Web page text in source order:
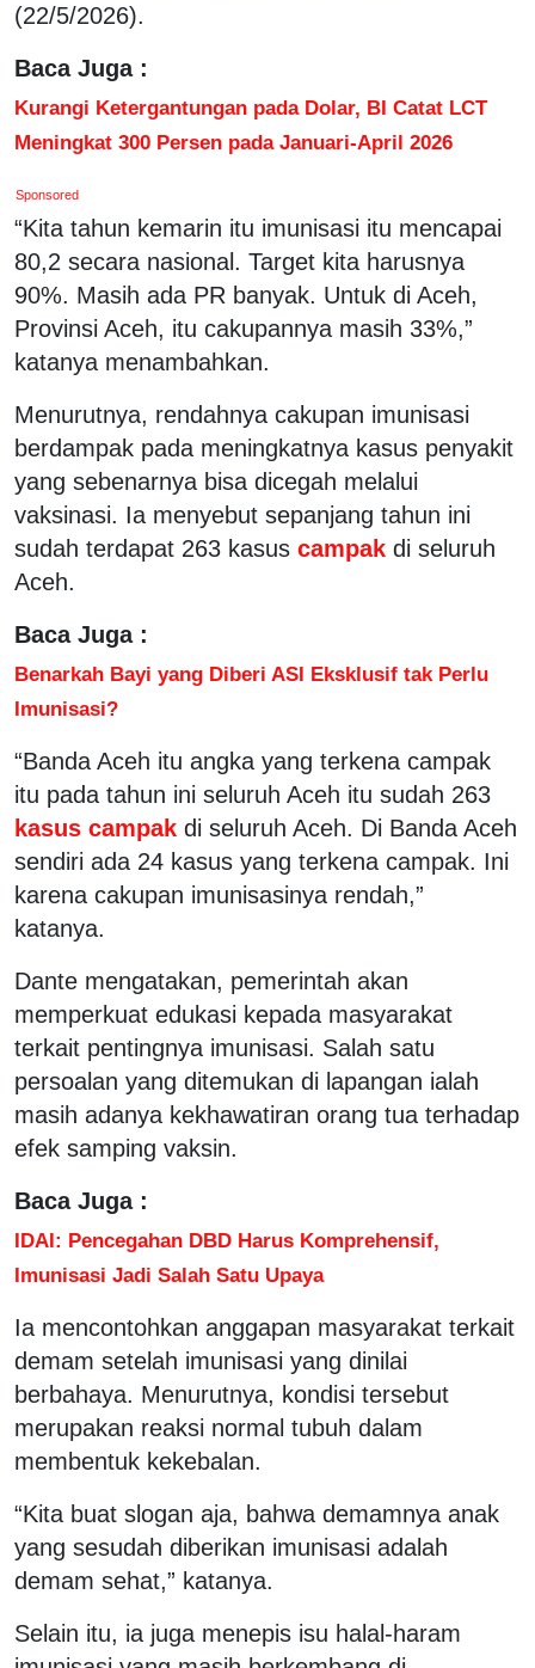
(22/5/2026).
Baca Juga :
Kurangi Ketergantungan pada Dolar, BI Catat LCT
Meningkat 300 Persen pada Januari-April 2026
Sponsored
“Kita tahun kemarin itu imunisasi itu mencapai
80,2 secara nasional. Target kita harusnya
90%. Masih ada PR banyak. Untuk di Aceh,
Provinsi Aceh, itu cakupannya masih 33%,”
katanya menambahkan.
Menurutnya, rendahnya cakupan imunisasi
berdampak pada meningkatnya kasus penyakit
yang sebenarnya bisa dicegah melalui
vaksinasi. Ia menyebut sepanjang tahun ini
sudah terdapat 263 kasus campak di seluruh
Aceh.
Baca Juga :
Benarkah Bayi yang Diberi ASI Eksklusif tak Perlu
Imunisasi?
“Banda Aceh itu angka yang terkena campak
itu pada tahun ini seluruh Aceh itu sudah 263
kasus campak di seluruh Aceh. Di Banda Aceh
sendiri ada 24 kasus yang terkena campak. Ini
karena cakupan imunisasinya rendah,”
katanya.
Dante mengatakan, pemerintah akan
memperkuat edukasi kepada masyarakat
terkait pentingnya imunisasi. Salah satu
persoalan yang ditemukan di lapangan ialah
masih adanya kekhawatiran orang tua terhadap
efek samping vaksin.
Baca Juga :
IDAI: Pencegahan DBD Harus Komprehensif,
Imunisasi Jadi Salah Satu Upaya
Ia mencontohkan anggapan masyarakat terkait
demam setelah imunisasi yang dinilai
berbahaya. Menurutnya, kondisi tersebut
merupakan reaksi normal tubuh dalam
membentuk kekebalan.
“Kita buat slogan aja, bahwa demamnya anak
yang sesudah diberikan imunisasi adalah
demam sehat,” katanya.
Selain itu, ia juga menepis isu halal-haram